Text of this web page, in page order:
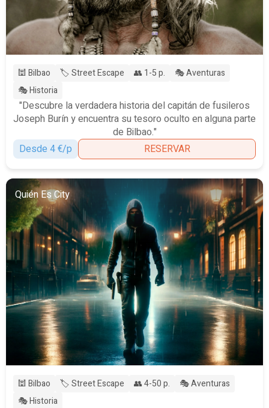
🕍 Bilbao 🏷️ Street Escape 👥 1-5 p.
🎭 Aventuras
🎭 Historia
"Descubre la verdadera historia del capitán de fusileros
Joseph Burín y encuentra su tesoro oculto en alguna parte
de Bilbao."
Desde 4 €/p
RESERVAR
Quién Es City
🕍 Bilbao 🏷️ Street Escape 👥 4-50 p.
🎭 Aventuras
🎭 Historia